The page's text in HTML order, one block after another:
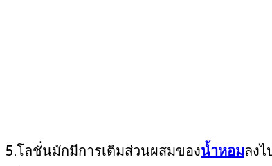
5.โลชั่นมักมีการเติมส่วนผสมของน้ำหอมลง